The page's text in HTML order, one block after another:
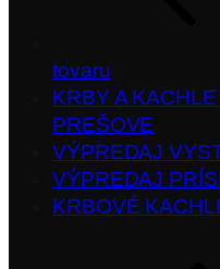
tovaru
KRBY A
PREŠOVE
VÝPREDAJ
VÝPREDAJ
KRBOVÉ